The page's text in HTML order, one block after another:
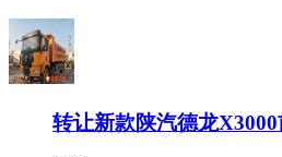
转让新款陕汽德龙